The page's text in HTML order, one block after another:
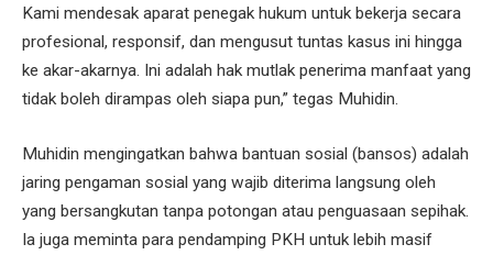
Kami mendesak aparat penegak hukum untuk bekerja secara
profesional, responsif, dan mengusut tuntas kasus ini hingga
ke akar-akarnya. Ini adalah hak mutlak penerima manfaat yang
tidak boleh dirampas oleh siapa pun,” tegas Muhidin.
Muhidin mengingatkan bahwa bantuan sosial (bansos) adalah
jaring pengaman sosial yang wajib diterima langsung oleh
yang bersangkutan tanpa potongan atau penguasaan sepihak.
Ia juga meminta para pendamping PKH untuk lebih masif